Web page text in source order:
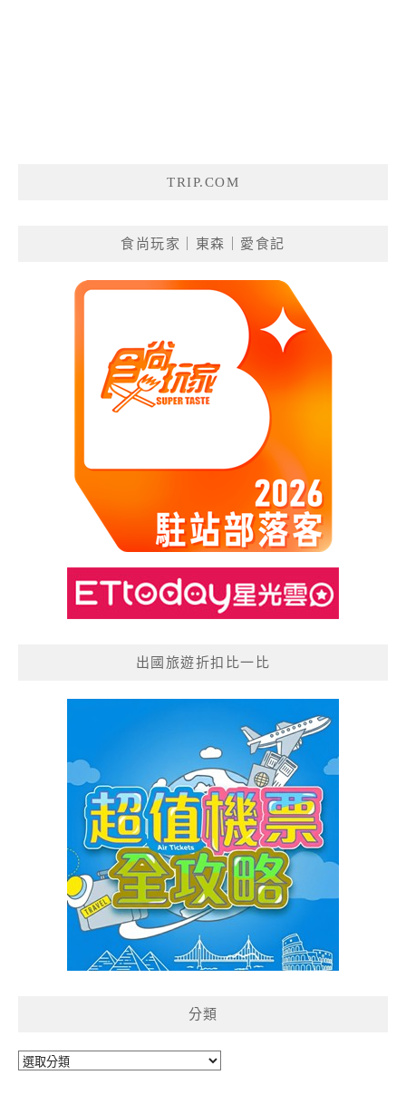
TRIP.COM
食尚玩家｜東森｜愛食記
出國旅遊折扣比一比
分類
分